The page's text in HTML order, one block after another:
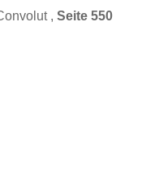
, Seite 550